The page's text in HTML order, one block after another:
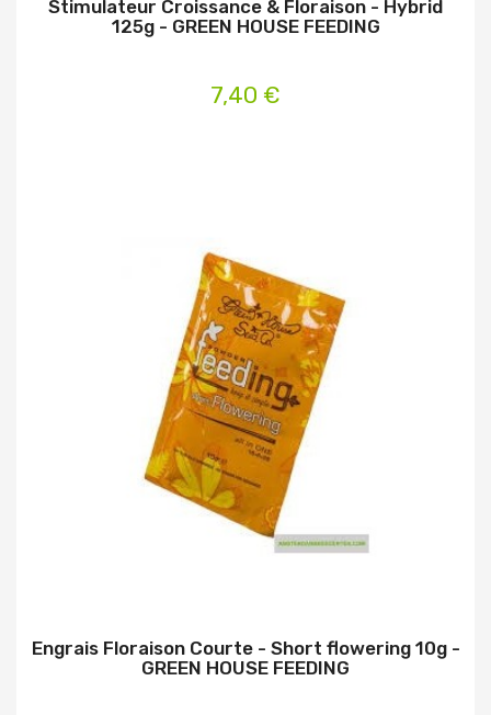
Stimulateur Croissance & Floraison - Hybrid
125g - GREEN HOUSE FEEDING
7,40 €
Engrais Floraison Courte - Short flowering 10g -
GREEN HOUSE FEEDING